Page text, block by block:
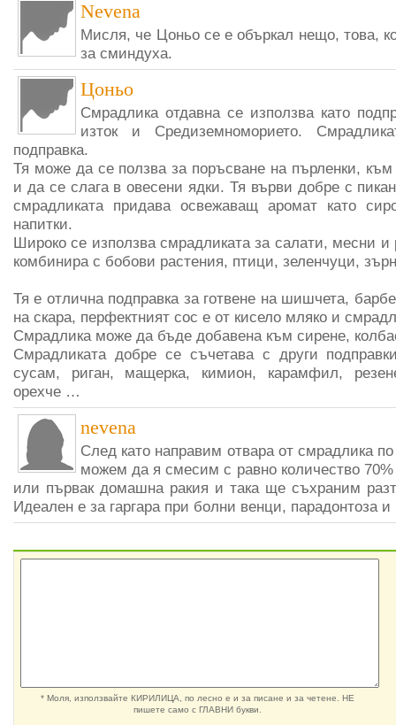
Nevena
Мисля, че Цоньо се е объркал нещо, това,
за сминдуха.
Цоньо
Смрадлика отдавна се използва като
изток и Средиземноморието.
подправка.
Тя може да се ползва за поръсване на пърленки,
и да се слага в овесени ядки. Тя върви добре с
смрадликата придава освежаващ аромат като
напитки.
Широко се използва смрадликата за салати, месни
комбинира с бобови растения, птици, зеленчуци,
Тя е отлична подправка за готвене на шишчета,
на скара, перфектният сос е от кисело мляко и
Смрадлика може да бъде добавена към сирене,
Смрадликата добре се съчетава с други
сусам, риган, мащерка, кимион, карамфил,
орехче …
nevena
След като направим отвара от смрадлика
можем да я смесим с равно количество
или първак домашна ракия и така ще съхраним
Идеален е за гаргара при болни венци, парадонтоза и
* Моля, използвайте КИРИЛИЦА, по лесно е и за писане и за четене. НЕ
пишете само с ГЛАВНИ букви.